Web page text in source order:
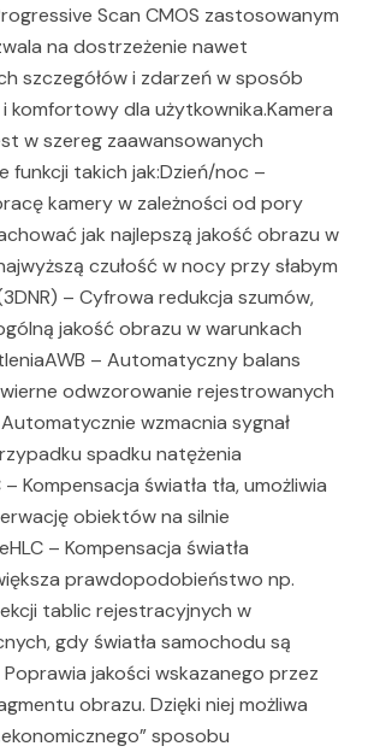
Scan CMOS zastosowanym
na dostrzeżenie nawet
szczegółów i zdarzeń w sposób
komfortowy dla użytkownika.Kamera
w szereg zaawansowanych
funkcji takich jak:Dzień/noc –
kamery w zależności od pory
jak najlepszą jakość obrazu w
czułość w nocy przy słabym
– Cyfrowa redukcja szumów,
jakość obrazu w warunkach
– Automatyczny balans
wierne odwzorowanie rejestrowanych
wzmacnia sygnał
spadku natężenia
Kompensacja światła tła, umożliwia
obiektów na silnie
– Kompensacja światła
prawdopodobieństwo np.
tablic rejestracyjnych w
gdy światła samochodu są
Poprawia jakości wskazanego przez
obrazu. Dzięki niej możliwa
sposobu